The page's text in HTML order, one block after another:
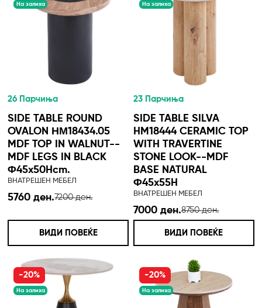
На залиха
26 Парчиња
SIDE TABLE ROUND
OVALON ΗΜ18434.05
MDF TOP IN WALNUT--
MDF LEGS IN BLACK
Φ45x50Hcm.
ВНАТРЕШЕН МЕБЕЛ
5760 ден.7200 ден.
ВИДИ ПОВЕЌЕ
На залиха
23 Парчиња
SIDE TABLE SILVA
HM18444 CERAMIC TOP
WITH TRAVERTINE
STONE LOOK--MDF
BASE NATURAL
Φ45x55H
ВНАТРЕШЕН МЕБЕЛ
7000 ден.8750 ден.
ВИДИ ПОВЕЌЕ
-20%
На залиха
-20%
На залиха